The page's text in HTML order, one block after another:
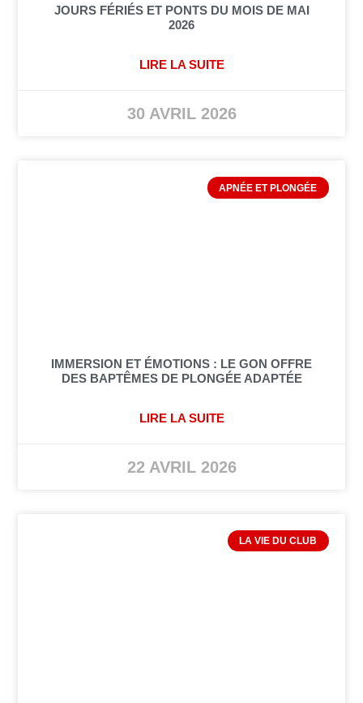
JOURS FÉRIÉS ET PONTS DU MOIS DE MAI
2026
LIRE LA SUITE
30 AVRIL 2026
APNÉE ET PLONGÉE
IMMERSION ET ÉMOTIONS : LE GON OFFRE
DES BAPTÊMES DE PLONGÉE ADAPTÉE
LIRE LA SUITE
22 AVRIL 2026
LA VIE DU CLUB